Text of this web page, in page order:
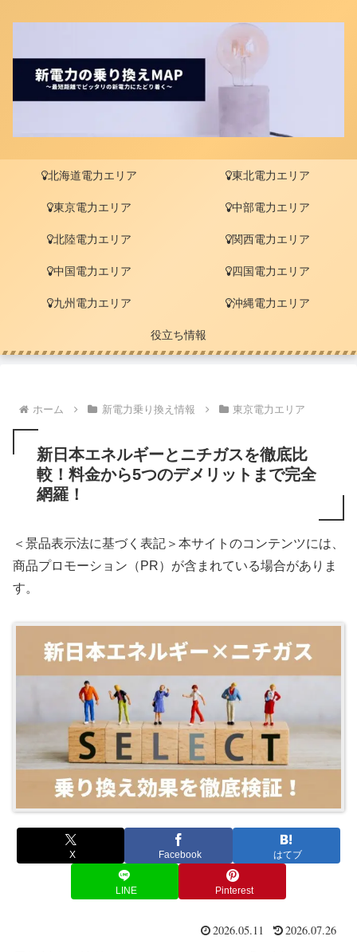
北海道電力エリア 東北電力エリア
東京電力エリア 中部電力エリア
北陸電力エリア 関西電力エリア
中国電力エリア 四国電力エリア
九州電力エリア 沖縄電力エリア
役立ち情報
ホーム 新電力乗り換え情報 東京電力エリア
新日本エネルギーとニチガスを徹底比
較！料金から5つのデメリットまで完全
網羅！
＜景品表示法に基づく表記＞本サイトのコンテンツには、
商品プロモーション（PR）が含まれている場合がありま
す。
X Facebook はてブ
LINE Pinterest
2026.05.11
2026.07.26